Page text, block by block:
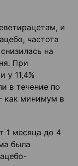
и
частота
на
При
у 11,4%
в течение по
как минимум в
1 месяца до 4
была